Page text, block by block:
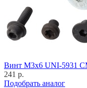
Винт M3x6 UNI-5931
241 р.
Подобрать аналог